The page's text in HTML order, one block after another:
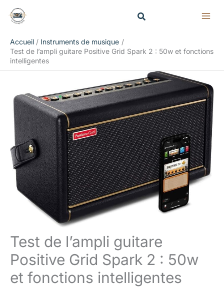
Accueil
Instruments de musique
Test de l’ampli guitare Positive Grid Spark 2 : 50w et fonctions
intelligentes
Test de l’ampli guitare
Positive Grid Spark 2 : 50w
et fonctions intelligentes
Rechercher